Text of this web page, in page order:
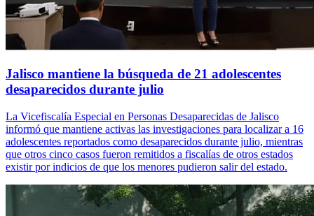
Jalisco mantiene la búsqueda de 21 adolescentes
desaparecidos durante julio
La Vicefiscalía Especial en Personas Desaparecidas de Jalisco
informó que mantiene activas las investigaciones para localizar a 16
adolescentes reportados como desaparecidos durante julio, mientras
que otros cinco casos fueron remitidos a fiscalías de otros estados
existir por indicios de que los menores pudieron salir del estado.